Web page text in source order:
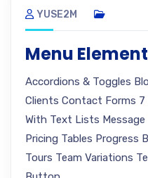
YUSE2M
Menu
Accordions & Toggles
Clients Contact Forms 7
With Text Lists
Pricing Tables Progress
Tours Team Variations